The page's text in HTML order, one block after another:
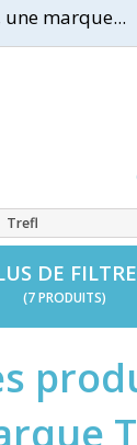
Trefl
DE
(7 PRODUITS)